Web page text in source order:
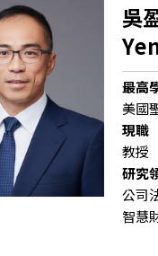
吳
最高
美國
現職
教授
研究
公司
智慧